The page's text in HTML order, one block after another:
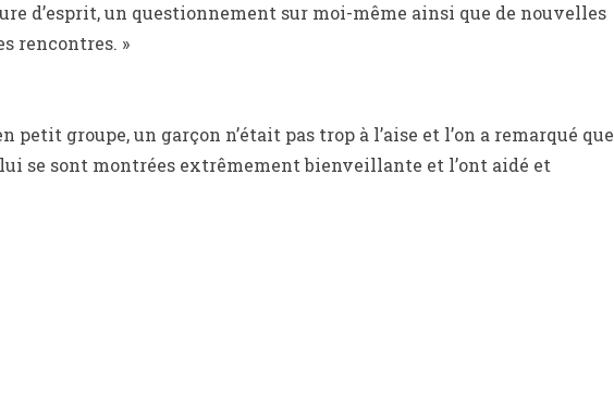
d’esprit, un questionnement sur moi-même ainsi que de nouvelles
rencontres. »
petit groupe, un garçon n’était pas trop à l’aise et l’on a remarqué que
se sont montrées extrêmement bienveillante et l’ont aidé et